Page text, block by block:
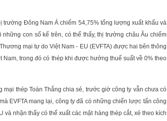
trường Đông Nam Á chiếm 54,75% tổng lượng xuất khẩu và
con số kể trên, có thể thấy, thị trường châu Âu chiếm
mại tự do Việt Nam - EU (EVFTA) được hai bên thông
trong đó có thép khi được hưởng thuế suất về 0% theo
thép Toàn Thắng chia sẻ, trước giờ công ty vẫn chưa có
EVFTA mang lại, công ty đã có những chiến lược tấn công
nhận thấy có thể xuất các mặt hàng thép cắt, xẻ theo kích